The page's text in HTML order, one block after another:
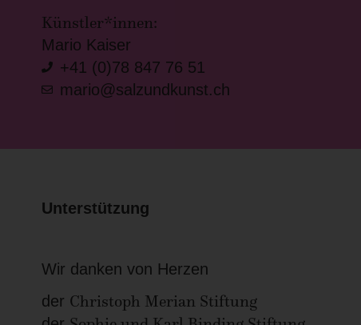
Künstler*innen:
Mario Kaiser
+41 (0)78 847 76 51
mario@salzundkunst.ch
Unterstützung
Wir danken von Herzen
der Christoph Merian Stiftung